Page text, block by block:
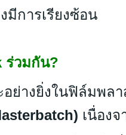
ารเรียงซ้อน
ร่วมกัน?
อย่างยิ่งในฟิล์มพ
เนื่อง